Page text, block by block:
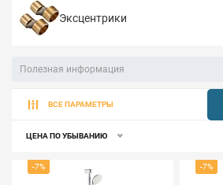
Эксцентрики
Полезная информация
ВСЕ ПАРАМЕТРЫ
ЦЕНА ПО УБЫВАНИЮ
-7% -7%